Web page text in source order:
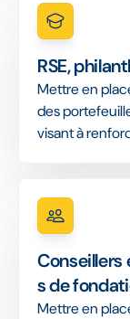
RSE,
Mettre en
des
visant à
Conseillers
s de
Mettre en